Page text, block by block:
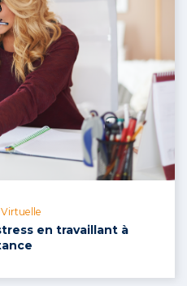
Virtuelle
en travaillant à